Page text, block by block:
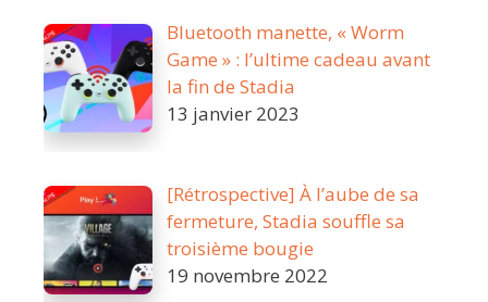
Bluetooth manette, « Worm
Game » : l’ultime cadeau avant
la fin de Stadia
13 janvier 2023
[Rétrospective] À l’aube de sa
fermeture, Stadia souffle sa
troisième bougie
19 novembre 2022